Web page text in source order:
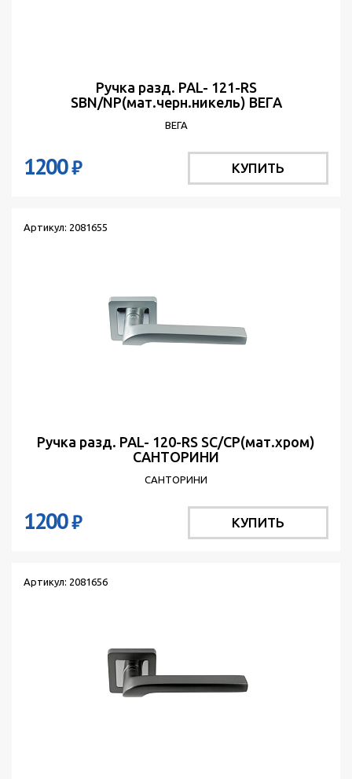
Ручка разд. PAL- 121-RS
SBN/NP(мат.черн.никель) ВЕГА
ВЕГА
1200₽ КУПИТЬ
Артикул: 2081655
Ручка разд. PAL- 120-RS SC/CP(мат.хром)
САНТОРИНИ
САНТОРИНИ
1200₽ КУПИТЬ
Артикул: 2081656